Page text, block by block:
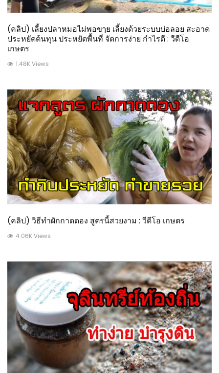
(คลิป) เลี้ยงปลาหมอไม่พอขๅย เลี้ยงด้วยระบบบ่อลอย สะอาด
ประหยัดต้นทุน ประหยัดพื้นที่ จัดการง่าย กำไรดี : วีดีโอ
เกษตร
1.48K Views
(คลิป) วิธีทำผักกาดดอง สูตรนี้สวยงาม : วีดีโอ เกษตร
4.06K Views